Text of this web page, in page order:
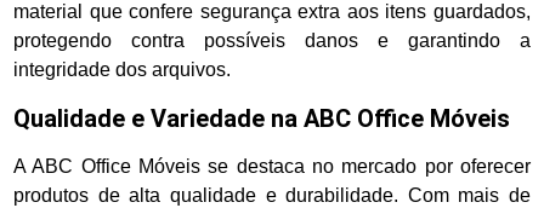
material que confere segurança extra aos itens guardados,
protegendo contra possíveis danos e garantindo a
integridade dos arquivos.
Qualidade e Variedade na ABC Office Móveis
A ABC Office Móveis se destaca no mercado por oferecer
produtos de alta qualidade e durabilidade. Com mais de